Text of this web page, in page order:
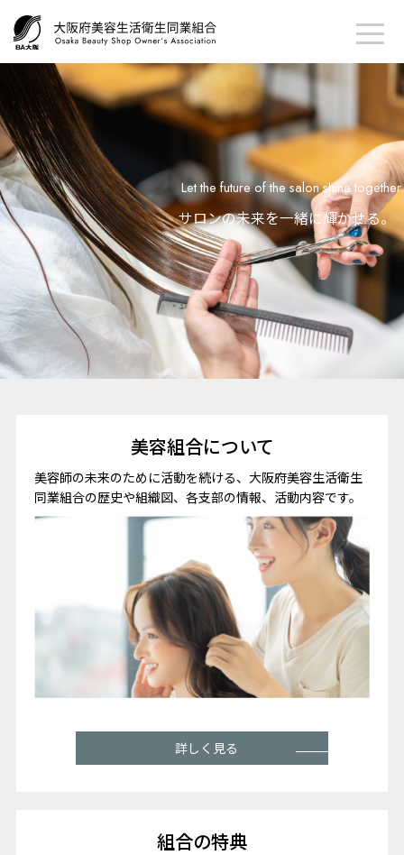
る。
Let the future of the salon shine
サロンの未来を一緒に輝か
美容組合について
美容師の未来のために活動を続ける、大阪府美容生活衛生
同業組合の歴史や組織図、各支部の情報、活動内容です。
詳しく見る
組合の特典